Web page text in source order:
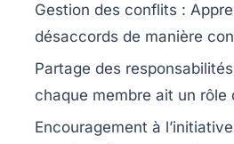
Gestion des conflits :
désaccords de manière
Partage des
chaque membre ait un rôle
Encouragement à